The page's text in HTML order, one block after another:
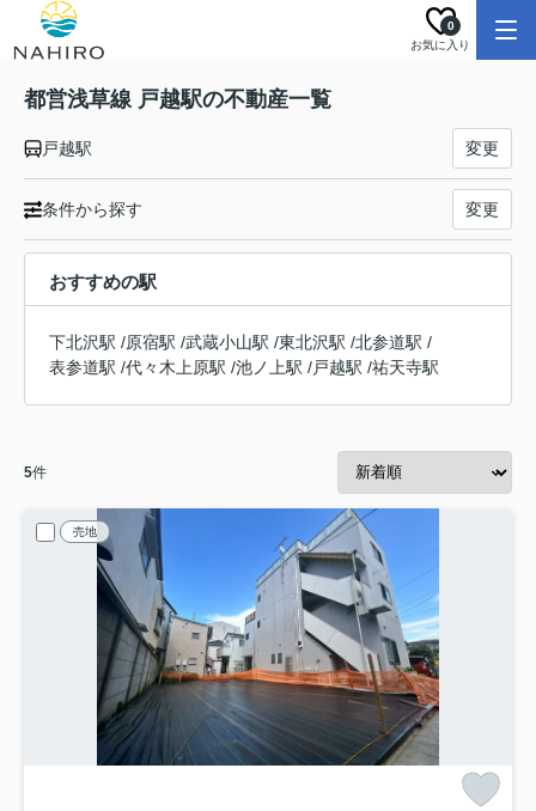
お気に入り
0
都営浅草線 戸越駅の不動産一覧
戸越駅 変更
条件から探す 変更
おすすめの駅
下北沢駅 /原宿駅 /武蔵小山駅 /東北沢駅 /北参道駅 /
表参道駅 /代々木上原駅 /池ノ上駅 /戸越駅 /祐天寺駅
5件
売地